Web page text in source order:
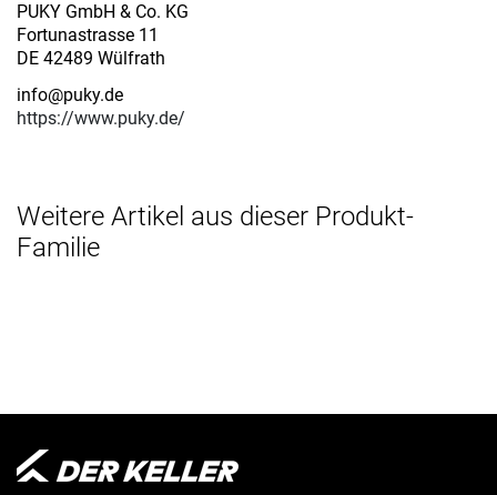
PUKY GmbH & Co. KG
Fortunastrasse 11
DE 42489 Wülfrath
info@puky.de
https://www.puky.de/
Weitere Artikel aus dieser Produkt-
Familie